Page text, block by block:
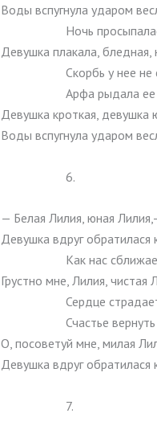
Воды вспугнула ударом
Ночь
Девушка плакала, бледная,
Скорбь у нее не
Арфа рыдала ее
Девушка кроткая, девушка
Воды вспугнула ударом
6.
— Белая Лилия, юная
Девушка вдруг обратилася
Как нас
Грустно мне, Лилия, чистая
Сердце
Счастье
О, посоветуй мне, милая
Девушка вдруг обратилася
7.